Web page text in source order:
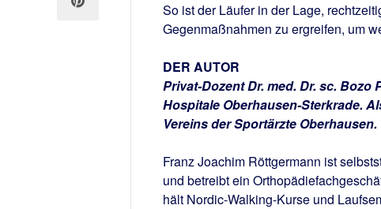
So ist der Läufer in der Lage,
Gegenmaßnahmen zu ergreifen, um
DER AUTOR
Privat-Dozent Dr. med. Dr. sc. Bozo
Hospitale Oberhausen-Sterkrade.
Vereins der Sportärzte Oberhausen.
Franz Joachim Röttgermann ist
und betreibt ein
hält Nordic-Walking-Kurse und